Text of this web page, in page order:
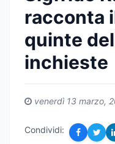
racconta
quinte
inchieste
venerdì 13 marzo,
Condividi: